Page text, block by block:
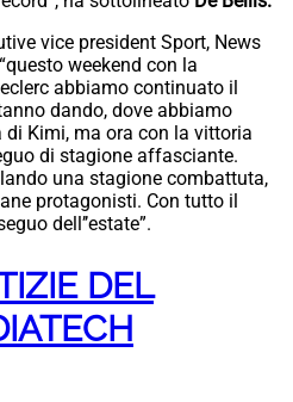
vice president Sport, News
weekend con la
abbiamo continuato il
dando, dove abbiamo
Kimi, ma ora con la vittoria
di stagione affasciante.
una stagione combattuta,
protagonisti. Con tutto il
dell’’estate”.
DEL